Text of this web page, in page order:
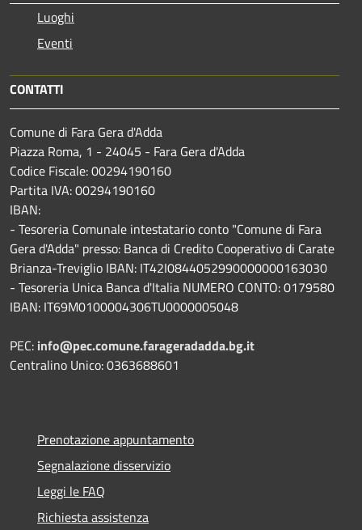
Luoghi
Eventi
CONTATTI
Comune di Fara Gera d'Adda
Piazza Roma, 1 - 24045 - Fara Gera d'Adda
Codice Fiscale: 00294190160
Partita IVA: 00294190160
IBAN:
- Tesoreria Comunale intestatario conto "Comune di Fara
Gera d'Adda" presso: Banca di Credito Cooperativo di Carate
Brianza-Treviglio IBAN: IT42I0844052990000000163030
- Tesoreria Unica Banca d'Italia NUMERO CONTO: 0179580
IBAN: IT69M0100004306TU0000005048
PEC: info@pec.comune.farageradadda.bg.it
Centralino Unico: 0363688601
Prenotazione appuntamento
Segnalazione disservizio
Leggi le FAQ
Richiesta assistenza